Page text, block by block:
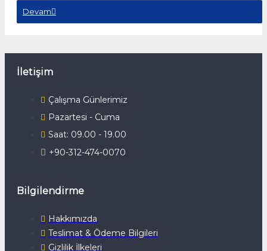
Devam
İletişim
Çalışma Günlerimiz
Pazartesi - Cuma
Saat: 09.00 - 19.00
+90-312-474-0070
Bilgilendirme
Hakkımızda
Teslimat & Ödeme Bilgileri
Gizlilik İlkeleri